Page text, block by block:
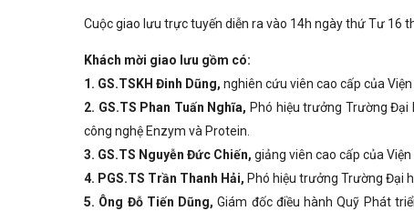
Cuộc giao lưu trực tuyến diễn ra vào 14h ngày thứ Tư 16
Khách mời giao lưu gồm có:
1. GS.TSKH Đinh Dũng, nghiên cứu viên cao cấp của
2. GS.TS Phan Tuấn Nghĩa, Phó hiệu trưởng Trường Đại
công nghệ Enzym và Protein.
3. GS.TS Nguyễn Đức Chiến, giảng viên cao cấp của
4. PGS.TS Trần Thanh Hải, Phó hiệu trưởng Trường Đại
5. Ông Đỗ Tiến Dũng,Giám đốc điều hành Quỹ Phát